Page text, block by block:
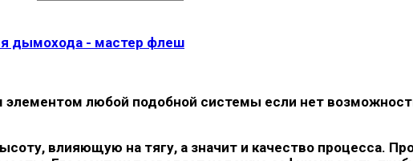
дымохода - мастер флеш
любой подобной системы если нет
влияющую на тягу, а значит и качество процесса.